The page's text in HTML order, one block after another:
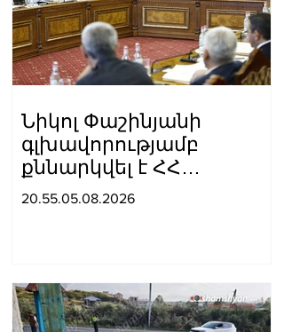
Նիկոլ Փաշինյանի
գլխավորությամբ
քննարկվել է ՀՀ
Կառավարության 2026–
20.55.05.08.2026